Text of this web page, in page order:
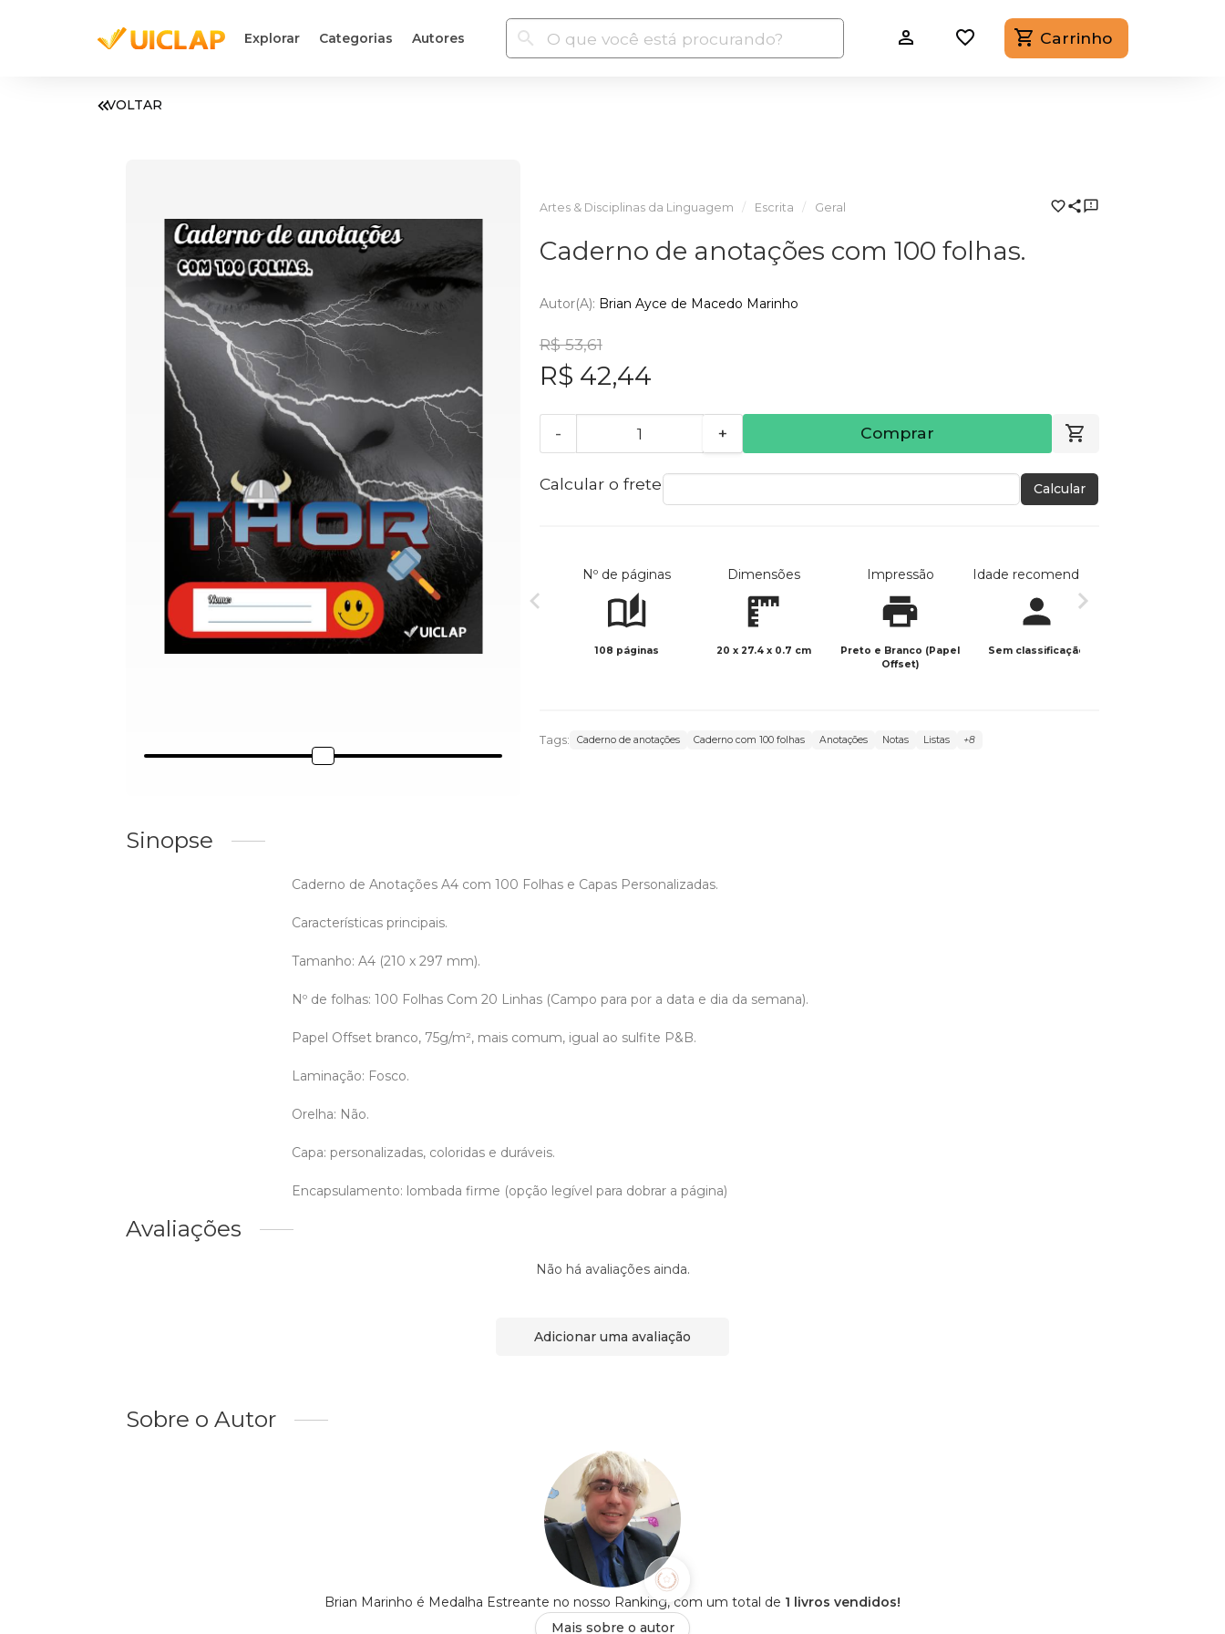
Explorar Categorias Autores Carrinho
VOLTAR
Artes & Disciplinas da Linguagem Escrita Geral
Caderno de anotações com 100 folhas.
Autor(a): Brian Ayce de Macedo Marinho
R$ 53,61
R$ 42,44
- + Comprar
Calcular o frete Calcular
Nº de páginas
108 páginas
Dimensões
20 x 27.4 x 0.7 cm
Impressão
Preto e Branco (Papel
Offset)
Idade recomendada
Sem classificação
Tags: Caderno de anotações Caderno com 100 folhas Anotações Notas Listas +8
Sinopse
Caderno de Anotações A4 com 100 Folhas e Capas Personalizadas.
Características principais.
Tamanho: A4 (210 x 297 mm).
Nº de folhas: 100 Folhas Com 20 Linhas (Campo para por a data e dia da semana).
Papel Offset branco, 75g/m², mais comum, igual ao sulfite P&B.
Laminação: Fosco.
Orelha: Não.
Capa: personalizadas, coloridas e duráveis.
Encapsulamento: lombada firme (opção legível para dobrar a página)
Avaliações
Não há avaliações ainda.
Adicionar uma avaliação
Sobre o Autor
Brian Marinho é Medalha Estreante no nosso Ranking, com um total de 1 livros vendidos!
Mais sobre o autor